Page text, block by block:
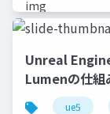
Unreal
Lumenの仕組
なところ
ue5